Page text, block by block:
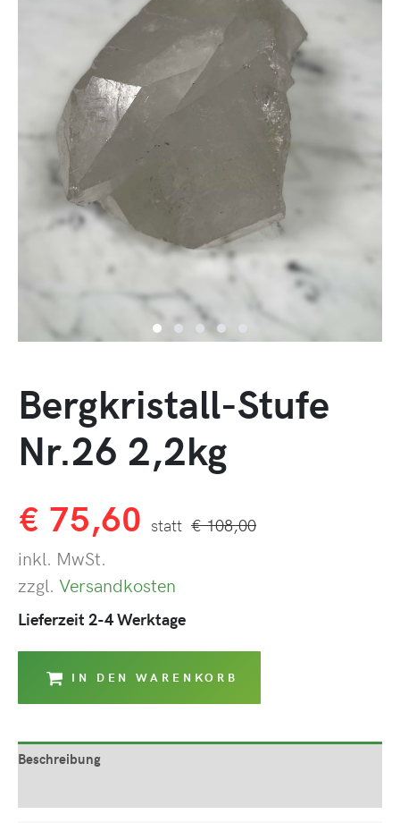
Bergkristall-Stufe
Nr.26 2,2kg
€ 75,60 €108,00
inkl. MwSt.
zzgl. Versandkosten
Lieferzeit 2-4 Werktage
IN DEN WARENKORB
Beschreibung